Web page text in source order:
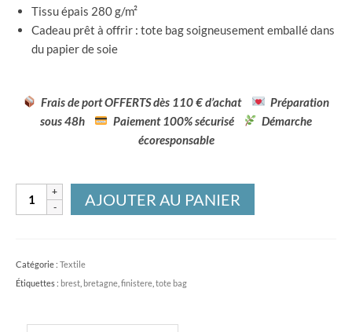
Tissu épais 280 g/m²
Cadeau prêt à offrir : tote bag soigneusement emballé dans
du papier de soie
Frais de port OFFERTS dès 110 € d’achat
Préparation
sous 48h
Paiement 100% sécurisé
Démarche
écoresponsable
quantité
Ancre
marine
coton
AJOUTER AU PANIER
Catégorie : Textile
Étiquettes : brest bretagne finistere tote bag